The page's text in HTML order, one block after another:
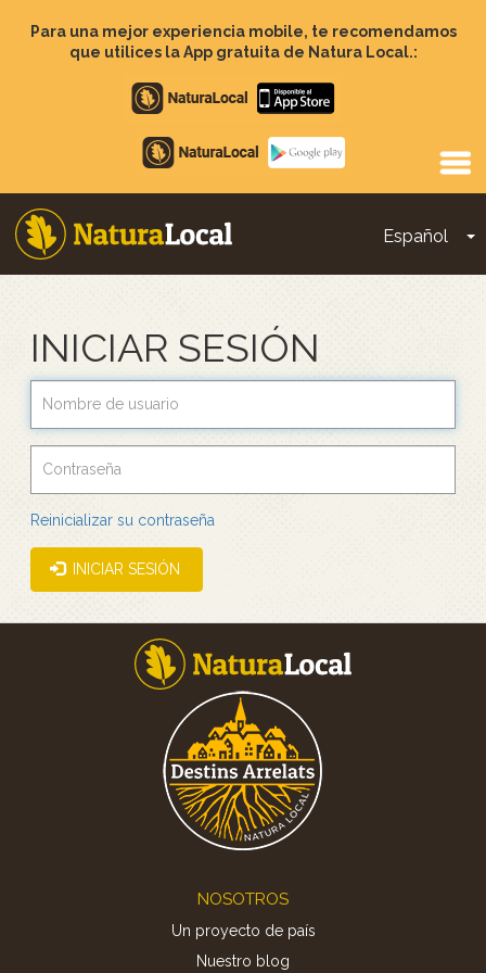
contenido
Para una mejor experiencia mobile, te recomendamos
que utilices la App gratuita de Natura Local.:
Apple
store
Google
Play
Español
Main
INICIAR SESIÓN
Reinicializar su contraseña
INICIAR SESIÓN
NOSOTROS
Un proyecto de país
Nuestro blog